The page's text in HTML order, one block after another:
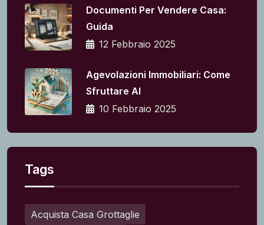
Documenti Per Vendere Casa:
Guida
12 Febbraio 2025
Agevolazioni Immobiliari: Come
Sfruttare Al
10 Febbraio 2025
Tags
Acquista Casa Grottaglie